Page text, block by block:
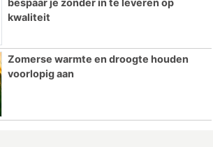
kwaliteit
Zomerse warmte en droogte houden
voorlopig aan